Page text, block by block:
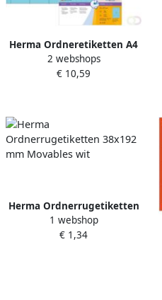
Herma Ordneretiketten A4
61 x 297 mm blauw
permanent hechtend
2 webshops
€ 10,59
Herma Ordnerrugetiketten
38x192 mm Movables wit
1 webshop
€ 1,34